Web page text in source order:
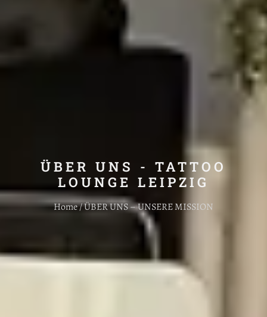
ÜBER UNS - TATTOO
LOUNGE LEIPZIG
Home / ÜBER UNS – UNSERE MISSION